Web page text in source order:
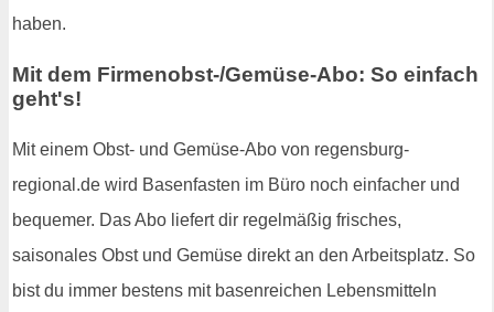
haben.
Mit dem Firmenobst-/Gemüse-Abo: So einfach
geht's!
Mit einem Obst- und Gemüse-Abo von regensburg-
regional.de wird Basenfasten im Büro noch einfacher und
bequemer. Das Abo liefert dir regelmäßig frisches,
saisonales Obst und Gemüse direkt an den Arbeitsplatz. So
bist du immer bestens mit basenreichen Lebensmitteln